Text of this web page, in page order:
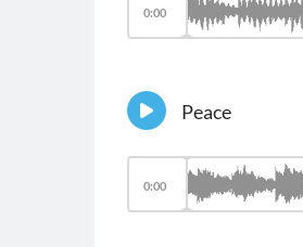
0:00
Peace
0:00